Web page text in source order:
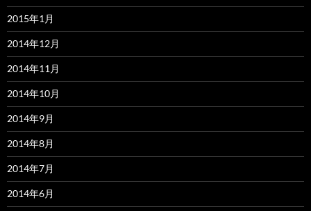
2015年1月
2014年12月
2014年11月
2014年10月
2014年9月
2014年8月
2014年7月
2014年6月